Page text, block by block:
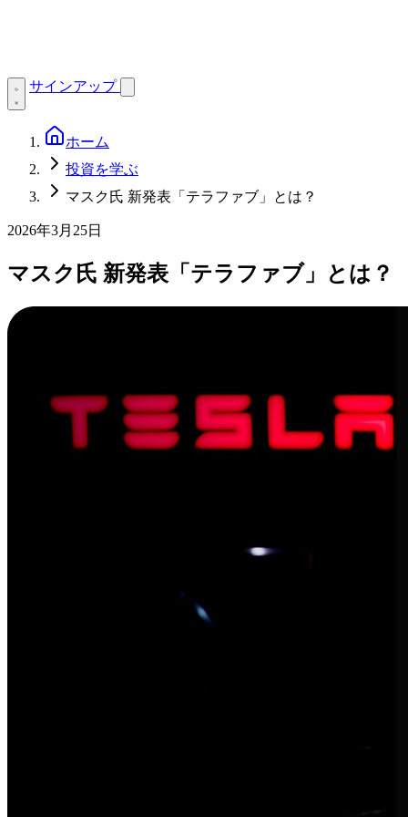
サインアップ
ホーム
投資を学ぶ
マスク氏 新発表「テラファブ」とは？
2026年3月25日
マスク氏 新発表「テラファブ」とは？